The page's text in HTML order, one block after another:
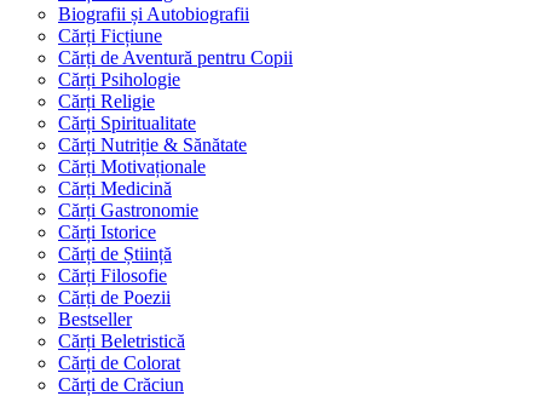
Biografii și Autobiografii
Cărți Ficțiune
Cărți de Aventură pentru Copii
Cărți Psihologie
Cărți Religie
Cărți Spiritualitate
Cărți Nutriție & Sănătate
Cărți Motivaționale
Cărți Medicină
Cărți Gastronomie
Cărți Istorice
Cărți de Știință
Cărți Filosofie
Cărți de Poezii
Bestseller
Cărți Beletristică
Cărți de Colorat
Cărți de Crăciun